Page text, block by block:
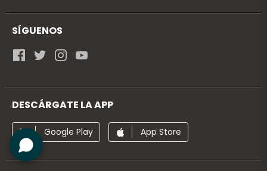
SÍGUENOS
DESCÁRGATE LA APP
Google Play App Store